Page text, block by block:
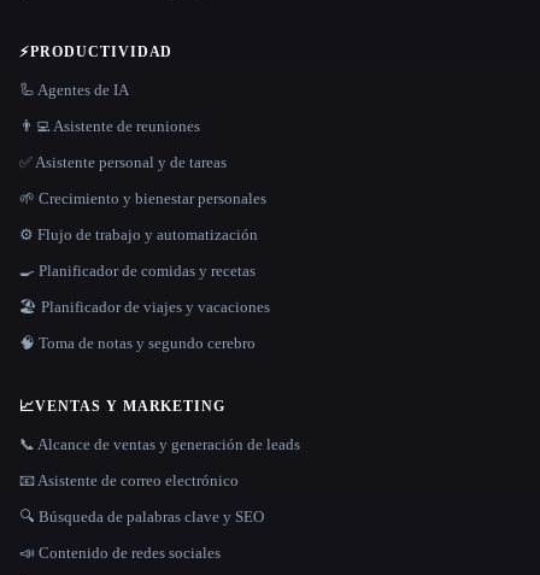
⚡PRODUCTIVIDAD
🦾 Agentes de IA
👨‍💻 Asistente de reuniones
✅ Asistente personal y de tareas
🌱 Crecimiento y bienestar personales
⚙️ Flujo de trabajo y automatización
🍳 Planificador de comidas y recetas
🏖 Planificador de viajes y vacaciones
🧠 Toma de notas y segundo cerebro
📈VENTAS Y MARKETING
📞 Alcance de ventas y generación de leads
📧 Asistente de correo electrónico
🔍 Búsqueda de palabras clave y SEO
📣 Contenido de redes sociales